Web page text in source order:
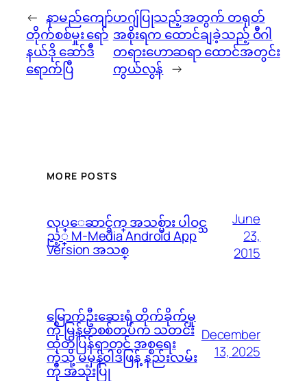
← နာမည်ကျော်
တိုက်စစ်မှုး ရော်
နယ်ဒို ဆော်ဒီ
ရောက်ပြီ
ဟဂျ်ပြုသည့်အတွက် တရုတ်
အစိုးရက ထောင်ချခဲ့သည့် ဝီဂါ
တရားဟောဆရာ ထောင်အတွင်း
ကွယ်လွန် →
MORE POSTS
လုပ္ေဆာင္ခ်က္ အသစ္မ်ား ပါဝင္သ
ည့္ M-Media Android App
Version အသစ္
June
23,
2015
မြောက်ဦးဆေးရုံ တိုက်ခိုက်မှု
ကို မြန်မာစစ်တပ်က သတင်း
ထုတ်ပြန်ရာတွင် အစ္စရေး
ကဲ့သို့ မမှန်၀ါဒဖြန့် နည်းလမ်း
ကို အသုံးပြု
December
13, 2025